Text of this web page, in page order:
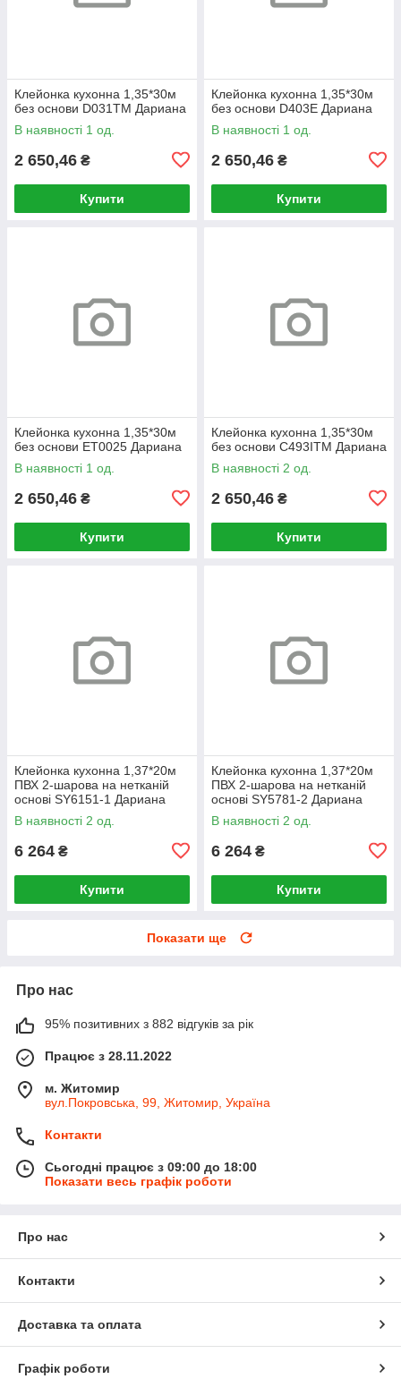
Клейонка кухонна 1,35*30м
без основи D031TM Дариана
В наявності 1 од.
2 650,46 ₴
Купити
Клейонка кухонна 1,35*30м
без основи D403E Дариана
В наявності 1 од.
2 650,46 ₴
Купити
Клейонка кухонна 1,35*30м
без основи ET0025 Дариана
В наявності 1 од.
2 650,46 ₴
Купити
Клейонка кухонна 1,35*30м
без основи C493ITM Дариана
В наявності 2 од.
2 650,46 ₴
Купити
Клейонка кухонна 1,37*20м
ПВХ 2-шарова на нетканій
основі SY6151-1 Дариана
В наявності 2 од.
6 264 ₴
Купити
Клейонка кухонна 1,37*20м
ПВХ 2-шарова на нетканій
основі SY5781-2 Дариана
В наявності 2 од.
6 264 ₴
Купити
Показати ще
Про нас
95% позитивних з 882 відгуків за рік
Працює з 28.11.2022
м. Житомир
вул.Покровська, 99, Житомир, Україна
Контакти
Сьогодні працює з 09:00 до 18:00
Показати весь графік роботи
Про нас
Контакти
Доставка та оплата
Графік роботи